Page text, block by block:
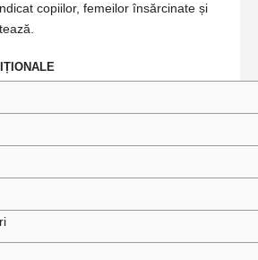
copiilor, femeilor însărcinate și